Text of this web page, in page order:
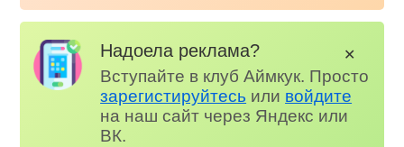
Надоела реклама?
Вступайте в клуб Аймкук. Просто
зарегистируйтесь или войдите
на наш сайт через Яндекс или
ВК.
✕